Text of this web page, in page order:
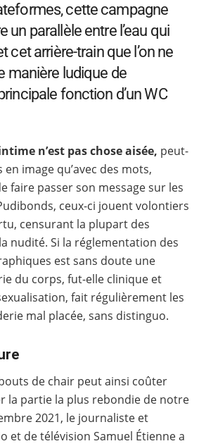
cette campagne
un parallèle entre l’eau qui
cet arrière-train que l’on ne
manière ludique de
fonction d’un WC
n’est pas chose aisée, peut-
image qu’avec des mots,
faire passer son message sur les
ceux-ci jouent volontiers
censurant la plupart des
nudité. Si la réglementation des
est sans doute une
du corps, fut-elle clinique et
fait régulièrement les
mal placée, sans distinguo.
de chair peut ainsi coûter
la partie la plus rebondie de notre
2021, le journaliste et
et de télévision Samuel Étienne a